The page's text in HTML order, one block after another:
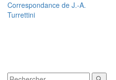
Correspondance de J.-A.
Turrettini